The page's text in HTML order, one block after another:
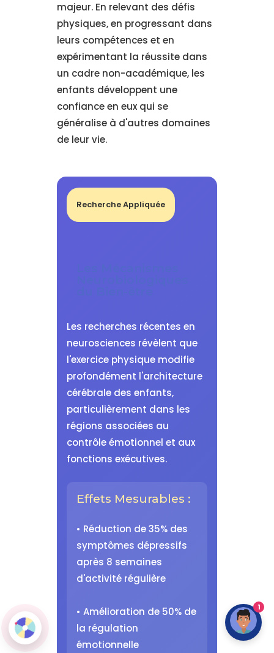
majeur. En relevant des défis
physiques, en progressant dans
leurs compétences et en
expérimentant la réussite dans
un cadre non-académique, les
enfants développent une
confiance en eux qui se
généralise à d'autres domaines
de leur vie.
Recherche Appliquée
Les recherches récentes en
neurosciences révèlent que
l'exercice physique modifie
profondément l'architecture
cérébrale des enfants,
particulièrement dans les
régions associées au
contrôle émotionnel et aux
fonctions exécutives.
Effets Mesurables :
• Réduction de 35% des
symptômes dépressifs
après 8 semaines
d'activité régulière
• Amélioration de 50% de
la régulation
émotionnelle
1